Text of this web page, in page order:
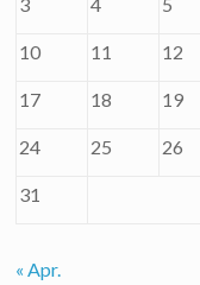
10 11 12
17 18 19
24 25 26
31
« Apr.